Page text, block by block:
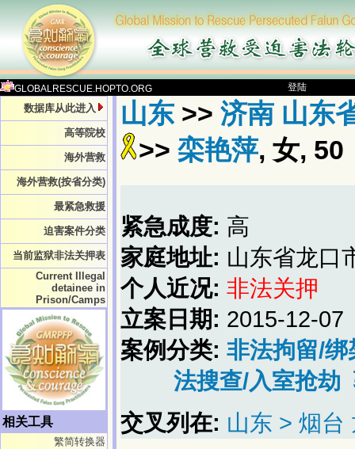
GLOBALRESCUE.HOPTO.ORG 登陆
数据库从此进入
高等院校
海外营救
海外营救(按省分类)
最紧急救援
迫害案件分类
当前监狱非法关押表
Current Illegal
detainee in
Prison/Camps
相关工具
繁简转换器
山东 >> 济南 山东
>> 栾艳萍, 女, 50
紧急成度: 高
家庭地址: 山东省龙口
个人近况: 非法关押
立案日期: 2015-12-07
案例分类: 非法拘留/绑
法搜查/入室抢劫
交叉列在: 山东 > 烟